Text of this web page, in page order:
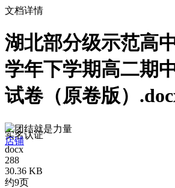
文档详情
湖北部分级示范高
学年下学期高二期
试卷（原卷版）
团结就是力量
实名认证
店铺
docx
288
30.36 KB
约9页